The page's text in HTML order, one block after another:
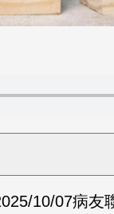
10/07病友